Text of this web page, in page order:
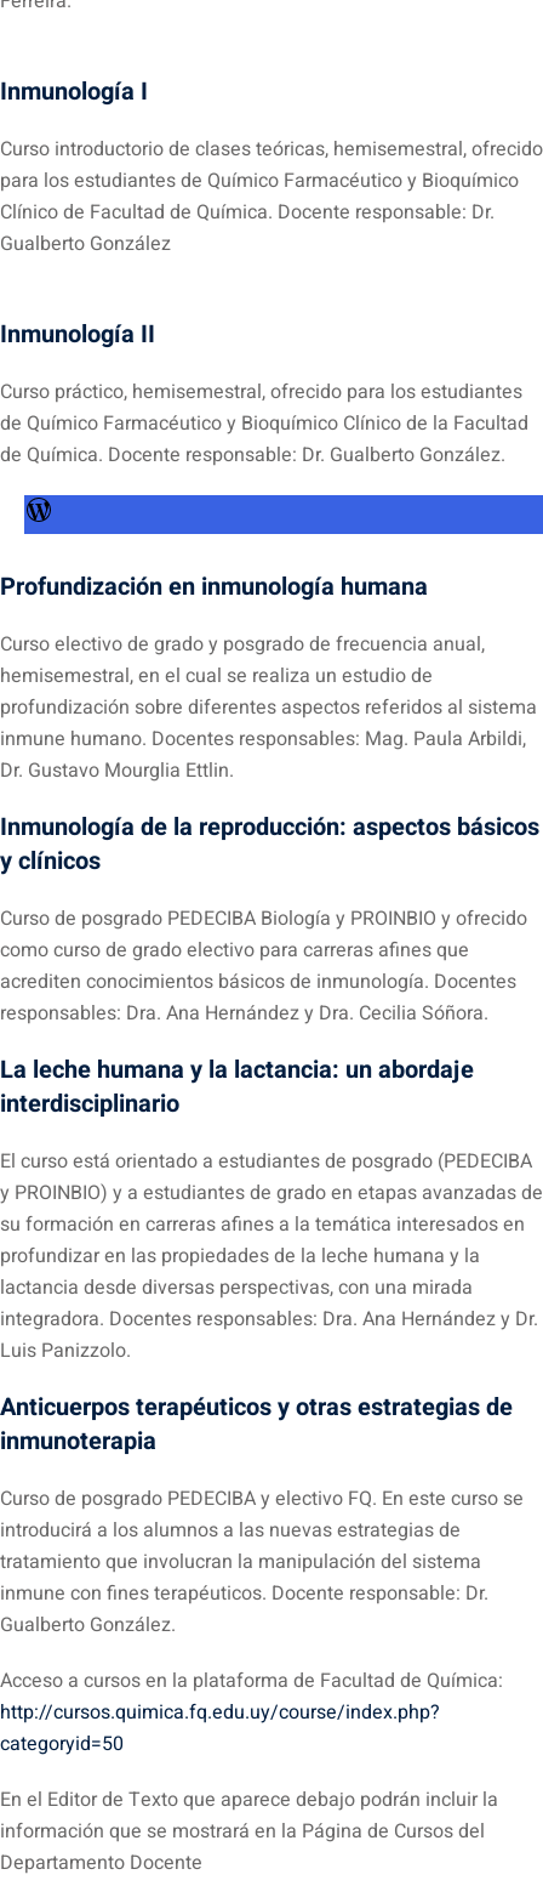
Inmunología I
Curso introductorio de clases teóricas, hemisemestral, ofrecido
para los estudiantes de Químico Farmacéutico y Bioquímico
Clínico de Facultad de Química. Docente responsable: Dr.
Gualberto González
Inmunología II
Curso práctico, hemisemestral, ofrecido para los estudiantes
de Químico Farmacéutico y Bioquímico Clínico de la Facultad
de Química. Docente responsable: Dr. Gualberto González.
Profundización en inmunología humana
Curso electivo de grado y posgrado de frecuencia anual,
hemisemestral, en el cual se realiza un estudio de
profundización sobre diferentes aspectos referidos al sistema
inmune humano. Docentes responsables: Mag. Paula Arbildi,
Dr. Gustavo Mourglia Ettlin.
Inmunología de la reproducción: aspectos básicos
y clínicos
Curso de posgrado PEDECIBA Biología y PROINBIO y ofrecido
como curso de grado electivo para carreras afines que
acrediten conocimientos básicos de inmunología. Docentes
responsables: Dra. Ana Hernández y Dra. Cecilia Sóñora.
La leche humana y la lactancia: un abordaje
interdisciplinario
El curso está orientado a estudiantes de posgrado (PEDECIBA
y PROINBIO) y a estudiantes de grado en etapas avanzadas de
su formación en carreras afines a la temática interesados en
profundizar en las propiedades de la leche humana y la
lactancia desde diversas perspectivas, con una mirada
integradora. Docentes responsables: Dra. Ana Hernández y Dr.
Luis Panizzolo.
Anticuerpos terapéuticos y otras estrategias de
inmunoterapia
Curso de posgrado PEDECIBA y electivo FQ. En este curso se
introducirá a los alumnos a las nuevas estrategias de
tratamiento que involucran la manipulación del sistema
inmune con fines terapéuticos. Docente responsable: Dr.
Gualberto González.
Acceso a cursos en la plataforma de Facultad de Química:
http://cursos.quimica.fq.edu.uy/course/index.php?
categoryid=50
En el Editor de Texto que aparece debajo podrán incluir la
información que se mostrará en la Página de Cursos del
Departamento Docente